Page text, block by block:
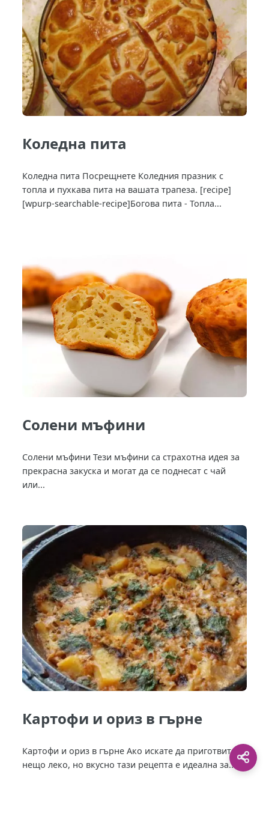
Коледна пита
Коледна пита Посрещнете Коледния празник с
топла и пухкава пита на вашата трапеза. [recipe]
[wpurp-searchable-recipe]Богова пита - Топла...
Солени мъфини
Солени мъфини Тези мъфини са страхотна идея за
прекрасна закуска и могат да се поднесат с чай
или...
Картофи и ориз в гърне
Картофи и ориз в гърне Ако искате да приготвите
нещо леко, но вкусно тази рецепта е идеална за...